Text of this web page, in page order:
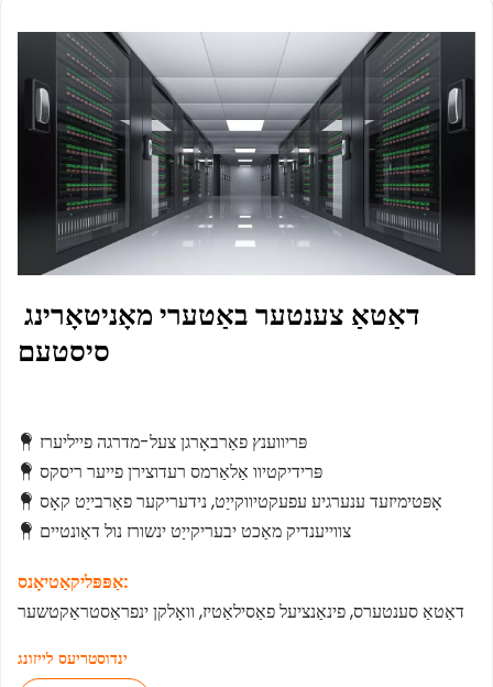
סיסטעם
 פּריווענץ פאַרבאָרגן צעל-מדרגה פייליערז
 פּרידיקטיוו אַלאַרמס רעדוצירן פייער ריסקס
 אָפּטימיזעד ענערגיע עפעקטיווקייַט, נידעריקער פאַרבייַט קאָס
 צווייענדיק מאַכט יבעריקייַט ינשורז נול דאַונטיים
אַפּפּליקאַטיאָנס:
דאַטאַ סענטערס, פינאַנציעל פאַסילאַטיז, וואָלקן ינפראַסטראַקטשער
ינדוסטריעס לייזונג